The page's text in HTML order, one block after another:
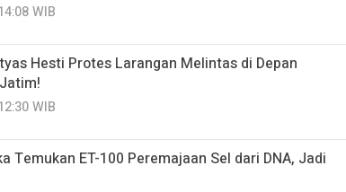
WIB
Hesti Protes Larangan Melintas di Depan
WIB
Temukan ET-100 Peremajaan Sel dari DNA, Jadi